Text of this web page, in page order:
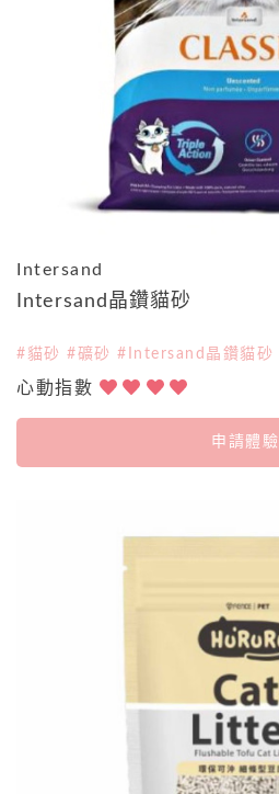
Intersand
Intersand晶鑽貓砂
#貓砂 #礦砂 #Intersand晶鑽貓砂
心動指數
申請體驗